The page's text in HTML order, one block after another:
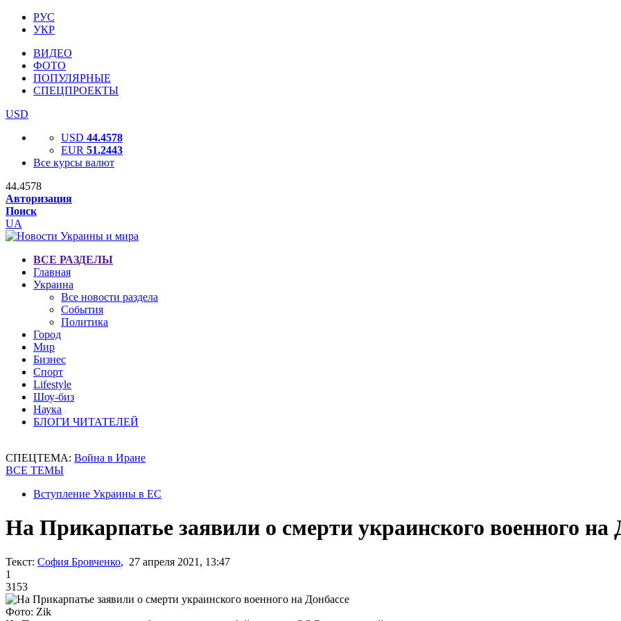
РУС
УКР
ВИДЕО
ФОТО
ПОПУЛЯРНЫЕ
СПЕЦПРОЕКТЫ
USD
USD 44.4578
EUR 51.2443
Все курсы валют
44.4578
Авторизация
Поиск
UA
ВСЕ РАЗДЕЛЫ
Главная
Украина
Все новости раздела
События
Политика
Город
Мир
Бизнес
Спорт
Lifestyle
Шоу-биз
Наука
БЛОГИ ЧИТАТЕЛЕЙ
СПЕЦТЕМА: Война в Иране
ВСЕ ТЕМЫ
Вступление Украины в ЕС
На Прикарпатье заявили о смерти украинского военного на
Текст: София Бровченко, 27 апреля 2021, 13:47
1
3153
Фото: Zik